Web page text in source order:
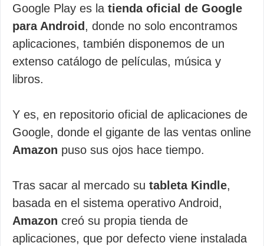
Google Play es la tienda oficial de Google
para Android , donde no solo encontramos
aplicaciones, también disponemos de un
extenso catálogo de películas, música y
libros.
Y es, en repositorio oficial de aplicaciones de
Google, donde el gigante de las ventas online
Amazon puso sus ojos hace tiempo.
Tras sacar al mercado su tableta Kindle,
basada en el sistema operativo Android,
Amazon creó su propia tienda de
aplicaciones, que por defecto viene instalada